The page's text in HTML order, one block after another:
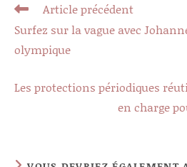
Read
more
articles
Article précédent
Surfez sur la vague avec
olympique
Les protections périodiques
en charge